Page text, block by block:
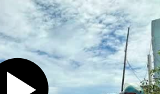
Hàng không
Đường sắt
Đường sắt tốc độ cao
Đăng kiểm
xem thêm